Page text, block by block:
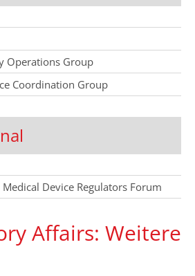
Operations Group
Coordination Group
Device Regulators Forum
Affairs: Weitere